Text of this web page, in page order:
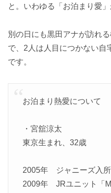
と。いわゆる「お泊まり愛
別の日にも黒田アナが訪れ
で、2人は人目につかない自
です。
お泊まり熱愛について
・宮舘涼太
東京生まれ、32歳
2005年 ジャニーズ入所
2009年 JRユニット「